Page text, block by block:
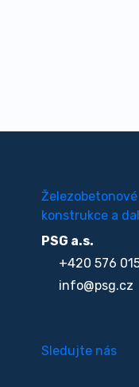
Železobetonové
konstrukce a
PSG a.s.
+420 576 015
info@psg.cz
Sledujte nás